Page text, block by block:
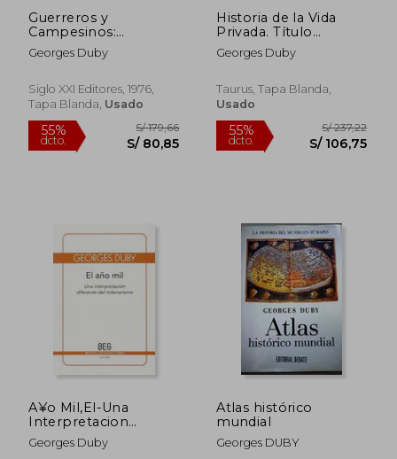
55%
dcto. S/ 73,22
40%
dcto.
Guerreros y
Campesinos:
Desarrollo Inicial de la
Economia Europea
Georges Duby
Siglo XXI Editores, 1976,
Tapa Blanda, Usado
Historia de la Vida
Privada. Título
Original: Histoire de la
vie privée. Tomo 3:
poder público en la
Europa feudal.
Francisco Pérez
Gutiérrez.
Georges Duby
Taurus, Tapa Blanda,
Usado
A¥o Mil,El-Una
Interpretacion
Diferente del
Milenarismo
Georges Duby
Atlas histórico
mundial
Georges DUBY